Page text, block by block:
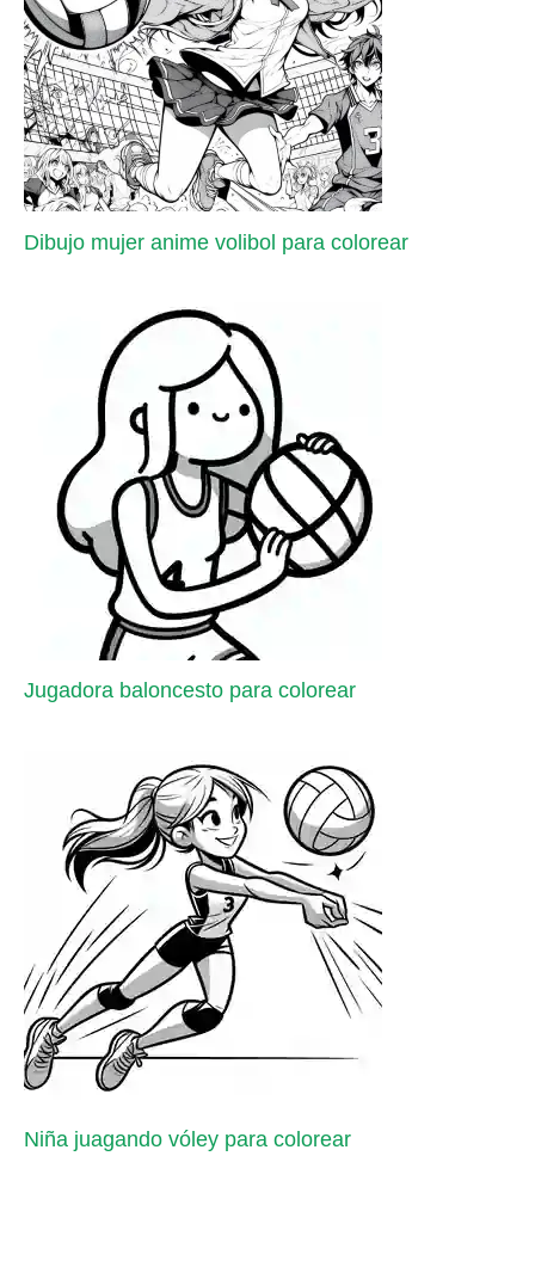
Dibujo mujer anime volibol para colorear
Jugadora baloncesto para colorear
Niña juagando vóley para colorear